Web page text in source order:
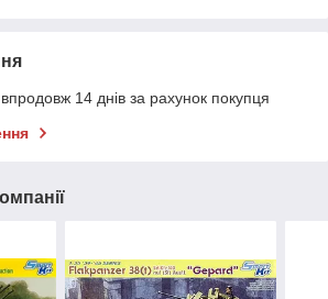
14 днів за рахунок покупця